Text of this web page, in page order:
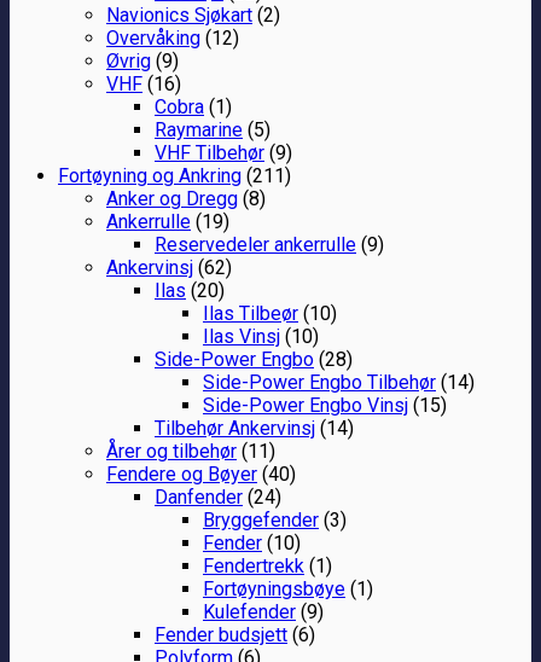
Navionics Sjøkart (2)
Overvåking (12)
Øvrig (9)
VHF (16)
Cobra (1)
Raymarine (5)
VHF Tilbehør (9)
Fortøyning og Ankring (211)
Anker og Dregg (8)
Ankerrulle (19)
Reservedeler ankerrulle (9)
Ankervinsj (62)
Ilas (20)
Ilas Tilbeør (10)
Ilas Vinsj (10)
Side-Power Engbo (28)
Side-Power Engbo Tilbehør (14)
Side-Power Engbo Vinsj (15)
Tilbehør Ankervinsj (14)
Årer og tilbehør (11)
Fendere og Bøyer (40)
Danfender (24)
Bryggefender (3)
Fender (10)
Fendertrekk (1)
Fortøyningsbøye (1)
Kulefender (9)
Fender budsjett (6)